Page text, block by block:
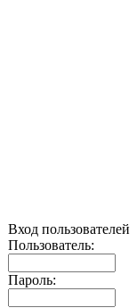
Вход пользователей
Пользователь:
Пароль: